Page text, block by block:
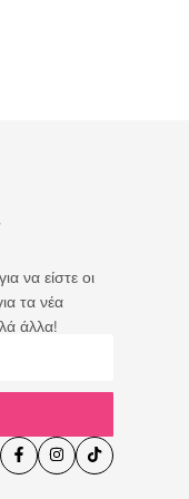
να είστε οι
τα νέα
άλλα!